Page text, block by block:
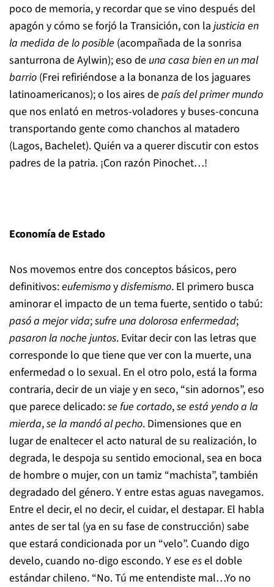
poco de memoria, y recordar que se vino después del
apagón y cómo se forjó la Transición, con la justicia en
la medida de lo posible (acompañada de la sonrisa
santurrona de Aylwin); eso de una casa bien en un mal
barrio (Frei refiriéndose a la bonanza de los jaguares
latinoamericanos); o los aires depaís del primer mundo
que nos enlató en metros-voladores y buses-concuna
transportando gente como chanchos al matadero
(Lagos, Bachelet). Quién va a querer discutir con estos
padres de la patria. ¡Con razón Pinochet…!
Economía de Estado
Nos movemos entre dos conceptos básicos, pero
definitivos:eufemismoydisfemismo. El primero busca
aminorar el impacto de un tema fuerte, sentido o tabú:
pasó a mejor vida;sufre una dolorosa enfermedad;
pasaron la noche juntos. Evitar decir con las letras que
corresponde lo que tiene que ver con la muerte, una
enfermedad o lo sexual. En el otro polo, está la forma
contraria, decir de un viaje y en seco, “sin adornos”, eso
que parece delicado:se fue cortado,se está yendo a la
mierda,se la mandó al pecho. Dimensiones que en
lugar de enaltecer el acto natural de su realización, lo
degrada, le despoja su sentido emocional, sea en boca
de hombre o mujer, con un tamiz “machista”, también
degradado del género. Y entre estas aguas navegamos.
Entre el decir, el no decir, el cuidar, el destapar. El habla
antes de ser tal (ya en su fase de construcción) sabe
que estará condicionada por un “velo”. Cuando digo
develo, cuando no-digo escondo. Y eseesel doble
estándar chileno. “No. Tú me entendiste mal…Yo no